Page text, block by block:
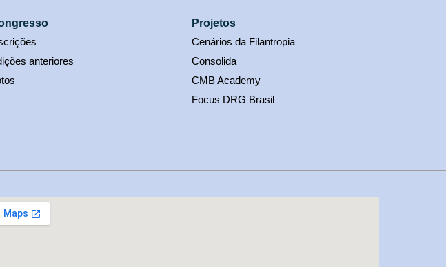
anteriores
Projetos
Cenários da Filantropia
Consolida
CMB Academy
Focus DRG Brasil